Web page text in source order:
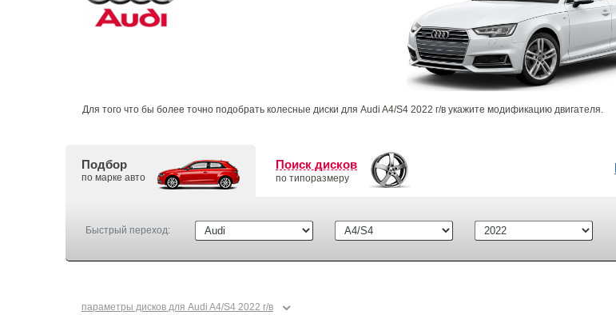
Для того что бы более точно подобрать колесные диски для Audi A4/S4 2022 г/в укажите модификацию двигателя.
Подбор
по марке авто
Поиск дисков
по типоразмеру
Быстрый переход:
параметры дисков для Audi A4/S4 2022 г/в ⌄